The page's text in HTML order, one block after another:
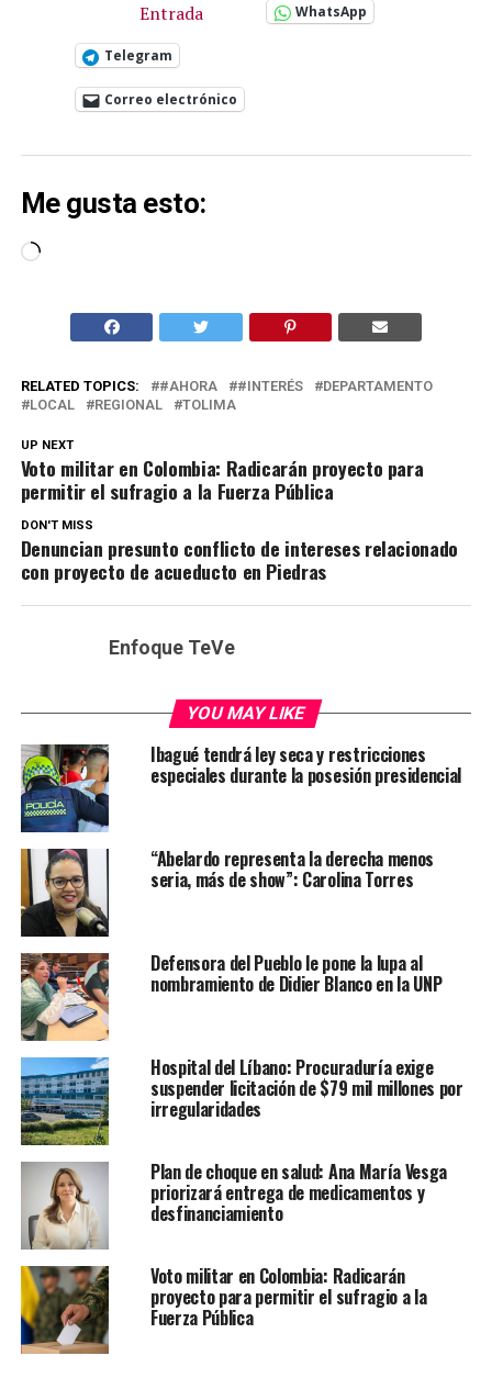
Entrada WhatsApp
Telegram
Correo electrónico
Me gusta esto:
Cargando...
RELATED TOPICS: #AHORA #INTERÉS
DEPARTAMENTO
LOCAL
REGIONAL TOLIMA
UP NEXT
Voto militar en Colombia: Radicarán proyecto para
permitir el sufragio a la Fuerza Pública
DON'T MISS
Denuncian presunto conflicto de intereses relacionado
con proyecto de acueducto en Piedras
Enfoque TeVe
YOU MAY LIKE
Ibagué tendrá ley seca y restricciones
especiales durante la posesión presidencial
“Abelardo representa la derecha menos
seria, más de show”: Carolina Torres
Defensora del Pueblo le pone la lupa al
nombramiento de Didier Blanco en la UNP
Hospital del Líbano: Procuraduría exige
suspender licitación de $79 mil millones por
irregularidades
Plan de choque en salud: Ana María Vesga
priorizará entrega de medicamentos y
desfinanciamiento
Voto militar en Colombia: Radicarán
proyecto para permitir el sufragio a la
Fuerza Pública